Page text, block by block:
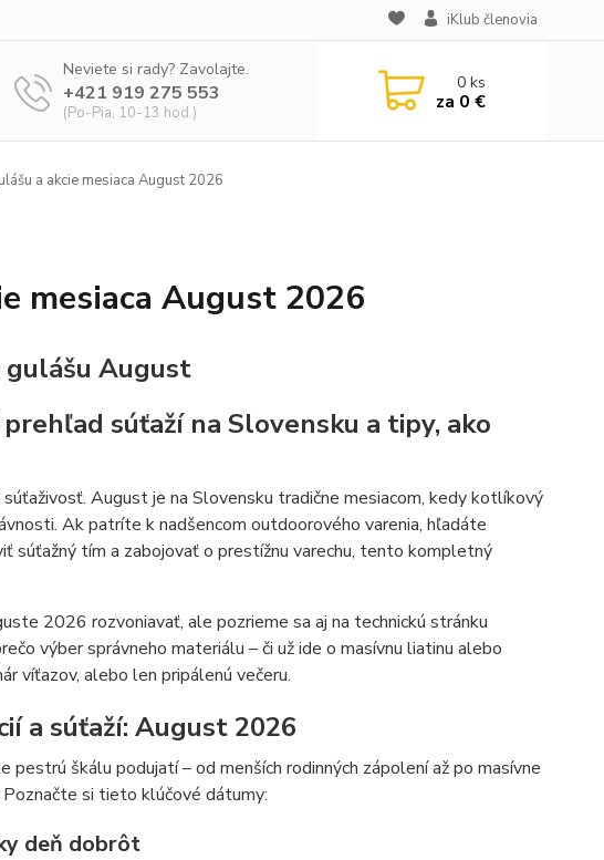
iKlub členovia
Neviete si rady? Zavolajte.
+421 919 275 553
(Po-Pia, 10-13 hod.)
0ks
za 0 €
a akcie mesiaca August 2026
mesiaca August 2026
súťaží na Slovensku a tipy, ako
August je na Slovensku tradične mesiacom, kedy kotlíkový
Ak patríte k nadšencom outdoorového varenia, hľadáte
súťažný tím a zabojovať o prestížnu varechu, tento kompletný
2026 rozvoniavať, ale pozrieme sa aj na technickú stránku
výber správneho materiálu – či už ide o masívnu liatinu alebo
víťazov, alebo len pripálenú večeru.
a súťaží: August 2026
škálu podujatí – od menších rodinných zápolení až po masívne
si tieto klúčové dátumy:
deň dobrôt